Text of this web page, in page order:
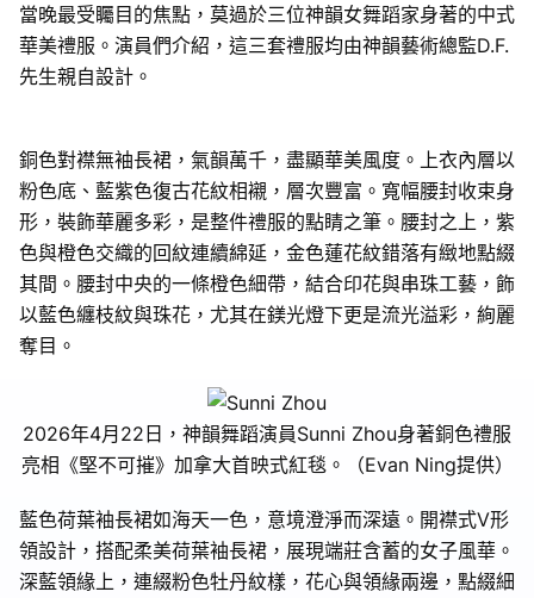
當晚最受矚目的焦點，莫過於三位神韻女舞蹈家身著的中式
華美禮服。演員們介紹，這三套禮服均由神韻藝術總監D.F.
先生親自設計。
銅色對襟無袖長裙，氣韻萬千，盡顯華美風度。上衣內層以
粉色底、藍紫色復古花紋相襯，層次豐富。寬幅腰封收束身
形，裝飾華麗多彩，是整件禮服的點睛之筆。腰封之上，紫
色與橙色交織的回紋連續綿延，金色蓮花紋錯落有緻地點綴
其間。腰封中央的一條橙色細帶，結合印花與串珠工藝，飾
以藍色纏枝紋與珠花，尤其在鎂光燈下更是流光溢彩，絢麗
奪目。
2026年4月22日，神韻舞蹈演員Sunni Zhou身著銅色禮服
亮相《堅不可摧》加拿大首映式紅毯。（Evan Ning提供）
藍色荷葉袖長裙如海天一色，意境澄淨而深遠。開襟式V形
領設計，搭配柔美荷葉袖長裙，展現端莊含蓄的女子風華。
深藍領緣上，連綴粉色牡丹紋樣，花心與領緣兩邊，點綴細